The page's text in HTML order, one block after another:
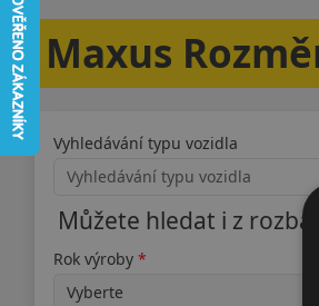
Maxus
Vyhledávání typu vozidla
Můžete hledat i z
Rok výroby